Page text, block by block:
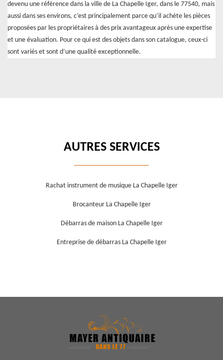
devenu une référence dans la ville de La Chapelle Iger, dans le 77540, mais
aussi dans ses environs, c’est principalement parce qu’il achète les pièces
proposées par les propriétaires à des prix avantageux après une expertise
et une évaluation. Pour ce qui est des objets dans son catalogue, ceux-ci
sont variés et sont d’une qualité exceptionnelle.
AUTRES SERVICES
Rachat instrument de musique La Chapelle Iger
Brocanteur La Chapelle Iger
Débarras de maison La Chapelle Iger
Entreprise de débarras La Chapelle Iger